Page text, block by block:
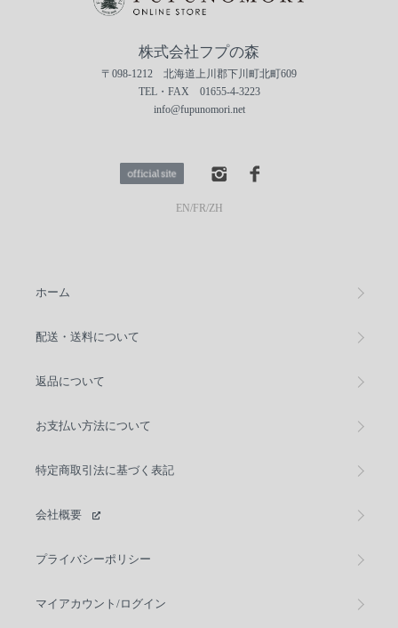
株式会社フプの森
〒098-1212 北海道上川郡下川町北町609
TEL・FAX 01655-4-3223
info@fupunomori.net
EN/FR/ZH
ホーム
配送・送料について
返品について
お支払い方法について
特定商取引法に基づく表記
会社概要
プライバシーポリシー
マイアカウント/ログイン